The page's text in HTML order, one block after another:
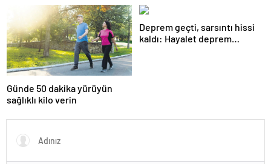
Günde 50 dakika yürüyün
sağlıklı kilo verin
Deprem geçti, sarsıntı hissi
kaldı: Hayalet deprem